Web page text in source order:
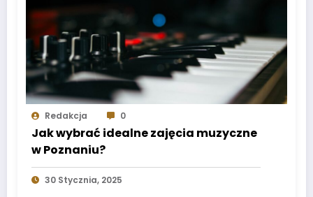
Redakcja 0
Jak wybrać idealne zajęcia muzyczne
w Poznaniu?
30 Stycznia, 2025